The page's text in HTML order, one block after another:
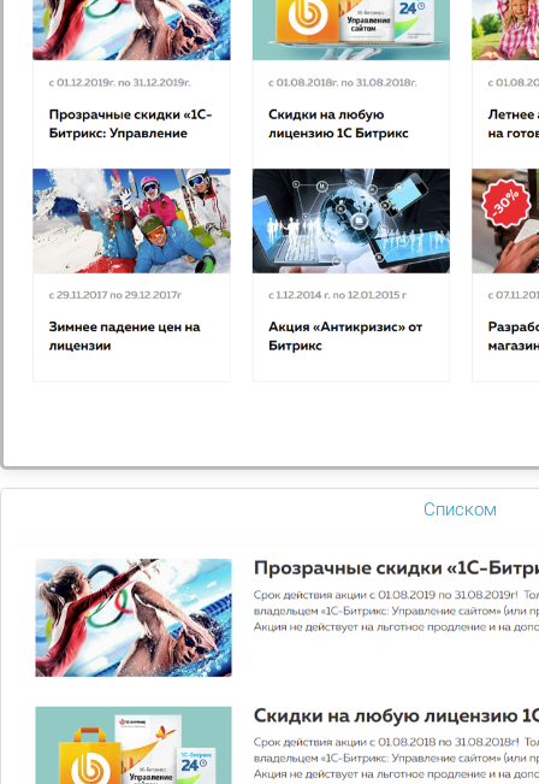
Списком
Microsoft Windows 10 Professional
Microsoft Windows 10 — новая операционная система
для широкого набора устройств: ПК, серверов,
телевизоров, планшетов и смартфонов.
13 250